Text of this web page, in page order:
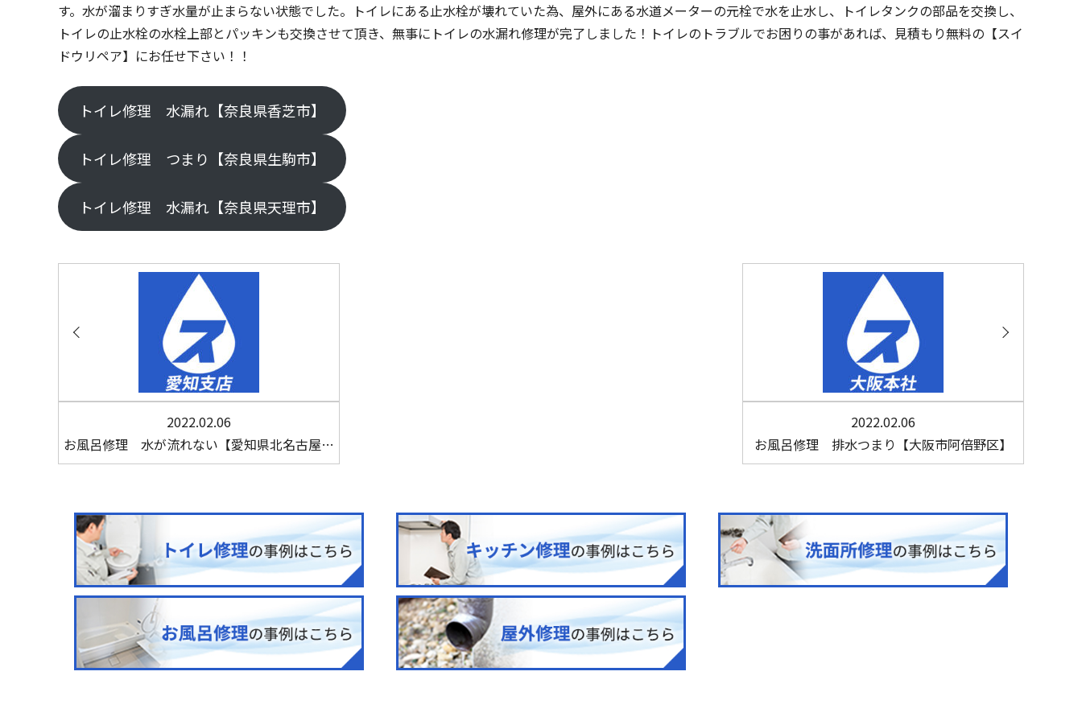
す。水が溜まりすぎ水量が止まらない状態でした。トイレにある止水栓が壊れていた為、屋外にある水道メーターの元栓で水を止水し、トイレタンクの部品を交換し、
トイレの止水栓の水栓上部とパッキンも交換させて頂き、無事にトイレの水漏れ修理が完了しました！トイレのトラブルでお困りの事があれば、見積もり無料の【スイ
ドウリペア】にお任せ下さい！！
トイレ修理 水漏れ【奈良県香芝市】
トイレ修理 つまり【奈良県生駒市】
トイレ修理 水漏れ【奈良県天理市】
2022.02.06
お風呂修理 水が流れない【愛知県北名古屋…
2022.02.06
お風呂修理 排水つまり【大阪市阿倍野区】